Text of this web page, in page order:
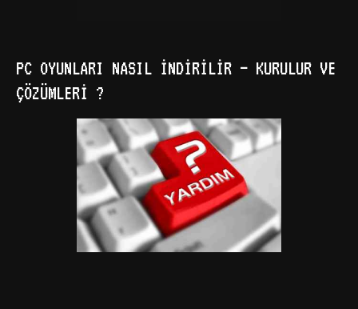
PC OYUNLARI NASIL İNDIRILIR – KURULUR VE
ÇÖZÜMLERI ?